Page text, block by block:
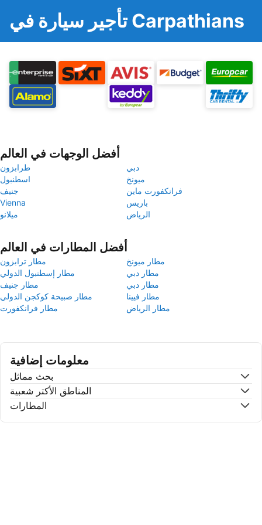
تأجير سيارة في Carpathians
أفضل الوجهات في العالم
طرابزون
دبي
اسطنبول
ميونخ
جنيف
فرانكفورت ماين
Vienna
باريس
ميلانو
الرياض
أفضل المطارات في العالم
مطار ترابزون
مطار ميونخ
مطار إسطنبول الدولي
مطار دبي
مطار جنيف
مطار دبي
مطار صبيحة كوكجن الدولي
مطار فيينا
مطار فرانكفورت
مطار الرياض
معلومات إضافية
بحث مماثل
المناطق الأكتر شعبية
المطارات